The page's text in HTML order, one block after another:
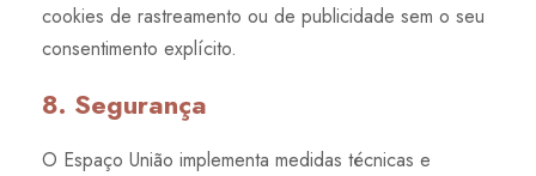
cookies de rastreamento ou de publicidade sem o seu
consentimento explícito.
8. Segurança
O Espaço União implementa medidas técnicas e